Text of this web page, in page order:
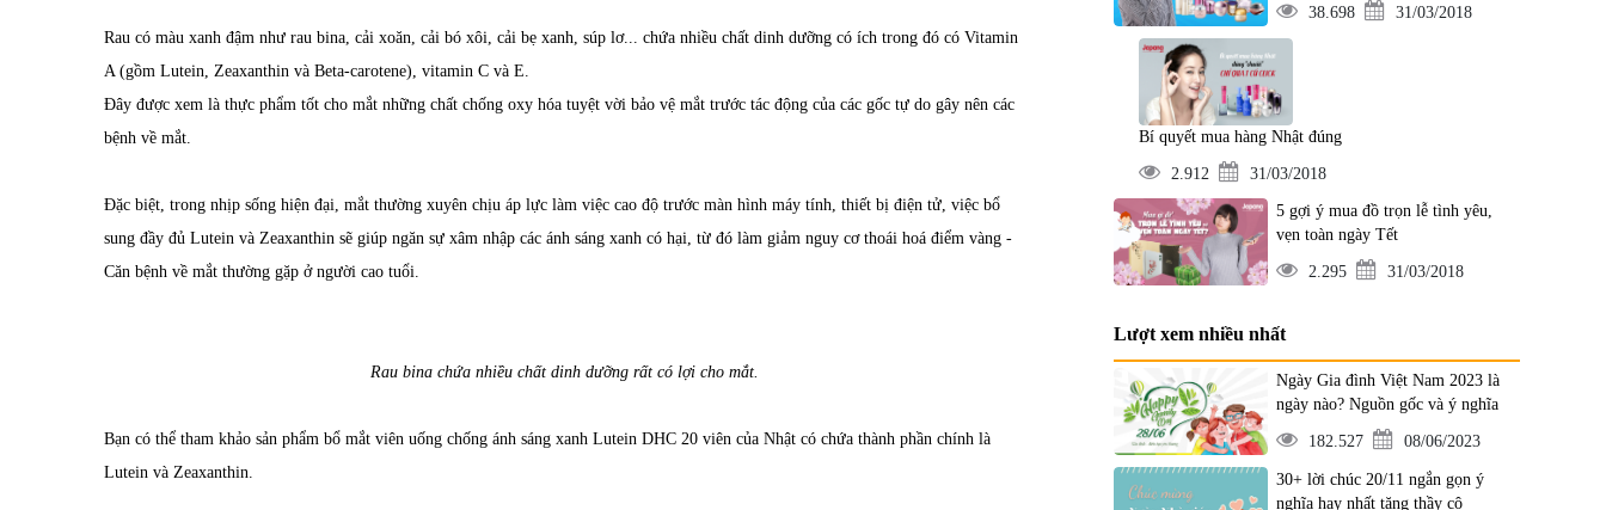
Rau có màu xanh đậm như rau bina, cải xoăn, cải bó xôi, cải bẹ xanh, súp lơ... chứa nhiều chất dinh dưỡng có ích trong đó có Vitamin
A (gồm Lutein, Zeaxanthin và Beta-carotene), vitamin C và E.
Đây được xem là thực phẩm tốt cho mắt những chất chống oxy hóa tuyệt vời bảo vệ mắt trước tác động của các gốc tự do gây nên các
bệnh về mắt.
Đặc biệt, trong nhịp sống hiện đại, mắt thường xuyên chịu áp lực làm việc cao độ trước màn hình máy tính, thiết bị điện tử, việc bổ
sung đầy đủ Lutein và Zeaxanthin sẽ giúp ngăn sự xâm nhập các ánh sáng xanh có hại, từ đó làm giảm nguy cơ thoái hoá điểm vàng -
Căn bệnh về mắt thường gặp ở người cao tuổi.
Rau bina chứa nhiều chất dinh dưỡng rất có lợi cho mắt.
Bạn có thể tham khảo sản phẩm bổ mắt viên uống chống ánh sáng xanh Lutein DHC 20 viên của Nhật có chứa thành phần chính là
Lutein và Zeaxanthin.
38.698 31/03/2018
Bí quyết mua hàng Nhật đúng
2.912 31/03/2018
5 gợi ý mua đồ trọn lễ tình yêu,
vẹn toàn ngày Tết
2.295 31/03/2018
Lượt xem nhiều nhất
Ngày Gia đình Việt Nam 2023 là
ngày nào? Nguồn gốc và ý nghĩa
182.527 08/06/2023
30+ lời chúc 20/11 ngắn gọn ý
nghĩa hay nhất tặng thầy cô